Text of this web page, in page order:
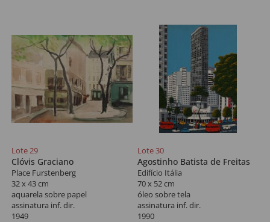
Lote 29
Clóvis Graciano
Place Furstenberg
32 x 43 cm
aquarela sobre papel
assinatura inf. dir.
1949
Lote 30
Agostinho Batista de Freitas
Edifício Itália
70 x 52 cm
óleo sobre tela
assinatura inf. dir.
1990